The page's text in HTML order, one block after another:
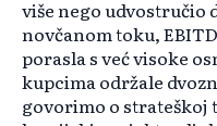
više nego
novčanom toku,
porasla s već visoke
kupcima održale
govorimo o